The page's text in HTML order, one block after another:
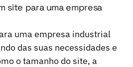
site para uma empresa
uma empresa industrial
das suas necessidades e
o tamanho do site, a